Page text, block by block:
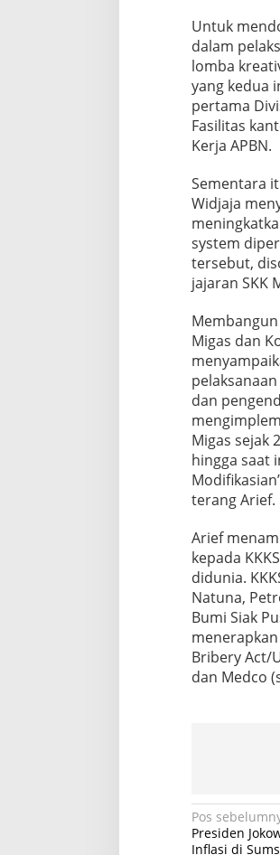
Untuk
dalam
lomba
yang kedua
pertama
Fasilitas
Kerja APBN.
Sementara
Widjaja
system
tersebut,
jajaran SKK
Migas dan
dan
Migas sejak
hingga saat
terang Arief.
Arief
kepada
didunia.
Natuna,
Bumi Siak
Bribery Act/
dan Medco
N
a
Pos
Presiden
Inflasi di